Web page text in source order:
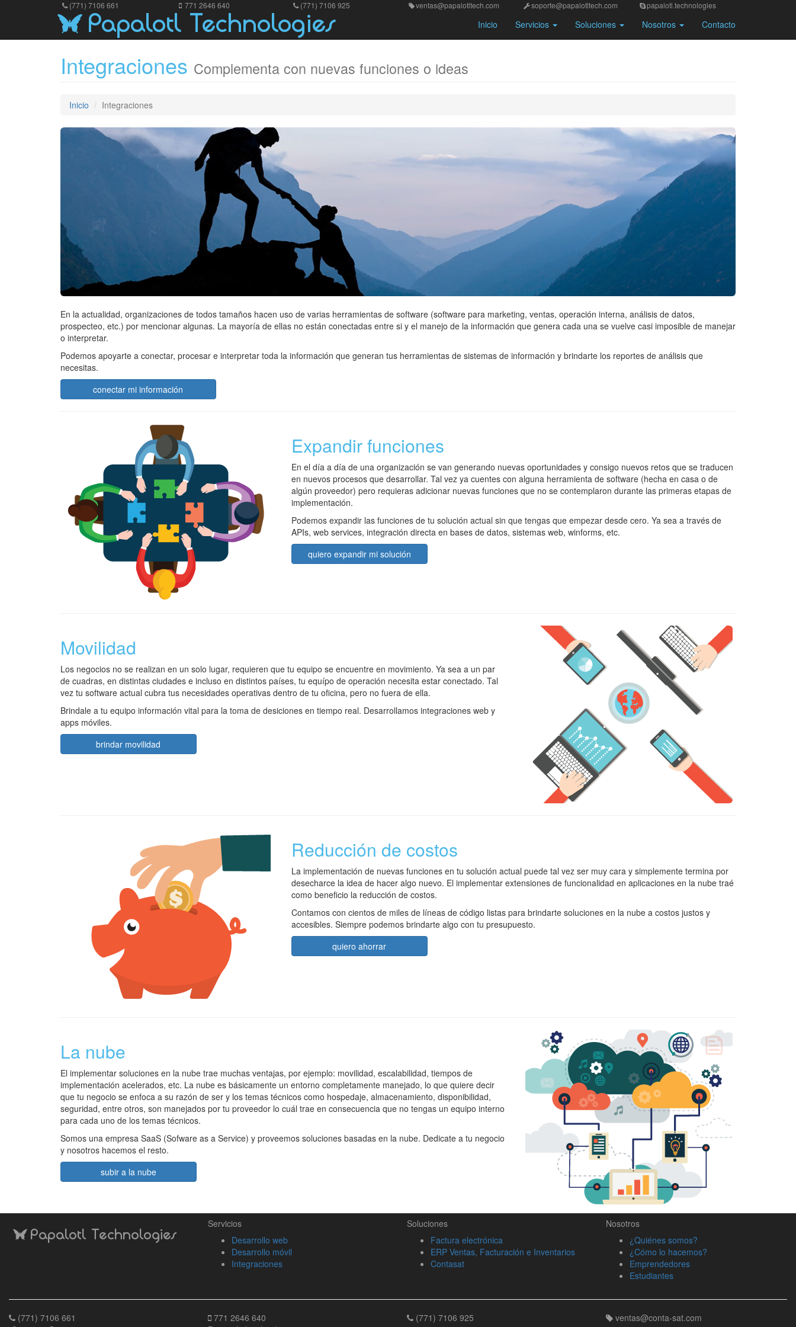
(771) 7106 661 771 2646 640 (771) 7106 925 ventas@papalotltech.com soporte@papalotltech.com papalotl.technologies
 Papalotl Technologies Inicio Servicios Soluciones Nosotros Contacto
Integraciones Complementa con nuevas funciones o ideas
Inicio Integraciones
En la actualidad, organizaciones de todos tamaños hacen uso de varias herramientas de software (software para marketing, ventas, operación interna, análisis de datos,
prospecteo, etc.) por mencionar algunas. La mayoría de ellas no están conectadas entre si y el manejo de la información que genera cada una se vuelve casi imposible de manejar
o interpretar.
Podemos apoyarte a conectar, procesar e interpretar toda la información que generan tus herramientas de sistemas de información y brindarte los reportes de análisis que
necesitas.
conectar mi información
Expandir funciones
En el día a día de una organización se van generando nuevas oportunidades y consigo nuevos retos que se traducen
en nuevos procesos que desarrollar. Tal vez ya cuentes con alguna herramienta de software (hecha en casa o de
algún proveedor) pero requieras adicionar nuevas funciones que no se contemplaron durante las primeras etapas de
implementación.
Podemos expandir las funciones de tu solución actual sin que tengas que empezar desde cero. Ya sea a través de
APIs, web services, integración directa en bases de datos, sistemas web, winforms, etc.
quiero expandir mi solución
Movilidad
Los negocios no se realizan en un solo lugar, requieren que tu equipo se encuentre en movimiento. Ya sea a un par
de cuadras, en distintas ciudades e incluso en distintos países, tu equípo de operación necesita estar conectado. Tal
vez tu software actual cubra tus necesidades operativas dentro de tu oficina, pero no fuera de ella.
Brindale a tu equipo información vital para la toma de desiciones en tiempo real. Desarrollamos integraciones web y
apps móviles.
brindar movilidad
Reducción de costos
La implementación de nuevas funciones en tu solución actual puede tal vez ser muy cara y simplemente termina por
desecharce la idea de hacer algo nuevo. El implementar extensiones de funcionalidad en aplicaciones en la nube traé
como beneficio la reducción de costos.
Contamos con cientos de miles de líneas de código listas para brindarte soluciones en la nube a costos justos y
accesibles. Siempre podemos brindarte algo con tu presupuesto.
quiero ahorrar
La nube
El implementar soluciones en la nube trae muchas ventajas, por ejemplo: movilidad, escalabilidad, tiempos de
implementación acelerados, etc. La nube es básicamente un entorno completamente manejado, lo que quiere decir
que tu negocio se enfoca a su razón de ser y los temas técnicos como hospedaje, almacenamiento, disponibilidad,
seguridad, entre otros, son manejados por tu proveedor lo cuál trae en consecuencia que no tengas un equipo interno
para cada uno de los temas técnicos.
Somos una empresa SaaS (Sofware as a Service) y proveemos soluciones basadas en la nube. Dedicate a tu negocio
y nosotros hacemos el resto.
subir a la nube
 Papalotl Technologies
Servicios
Desarrollo web
Desarrollo móvil
Integraciones
Soluciones
Factura electrónica
ERP Ventas, Facturación e Inventarios
Contasat
Nosotros
¿Quiénes somos?
¿Cómo lo hacemos?
Emprendedores
Estudiantes
(771) 7106 661 771 2646 640 (771) 7106 925
ventas@conta-sat.com